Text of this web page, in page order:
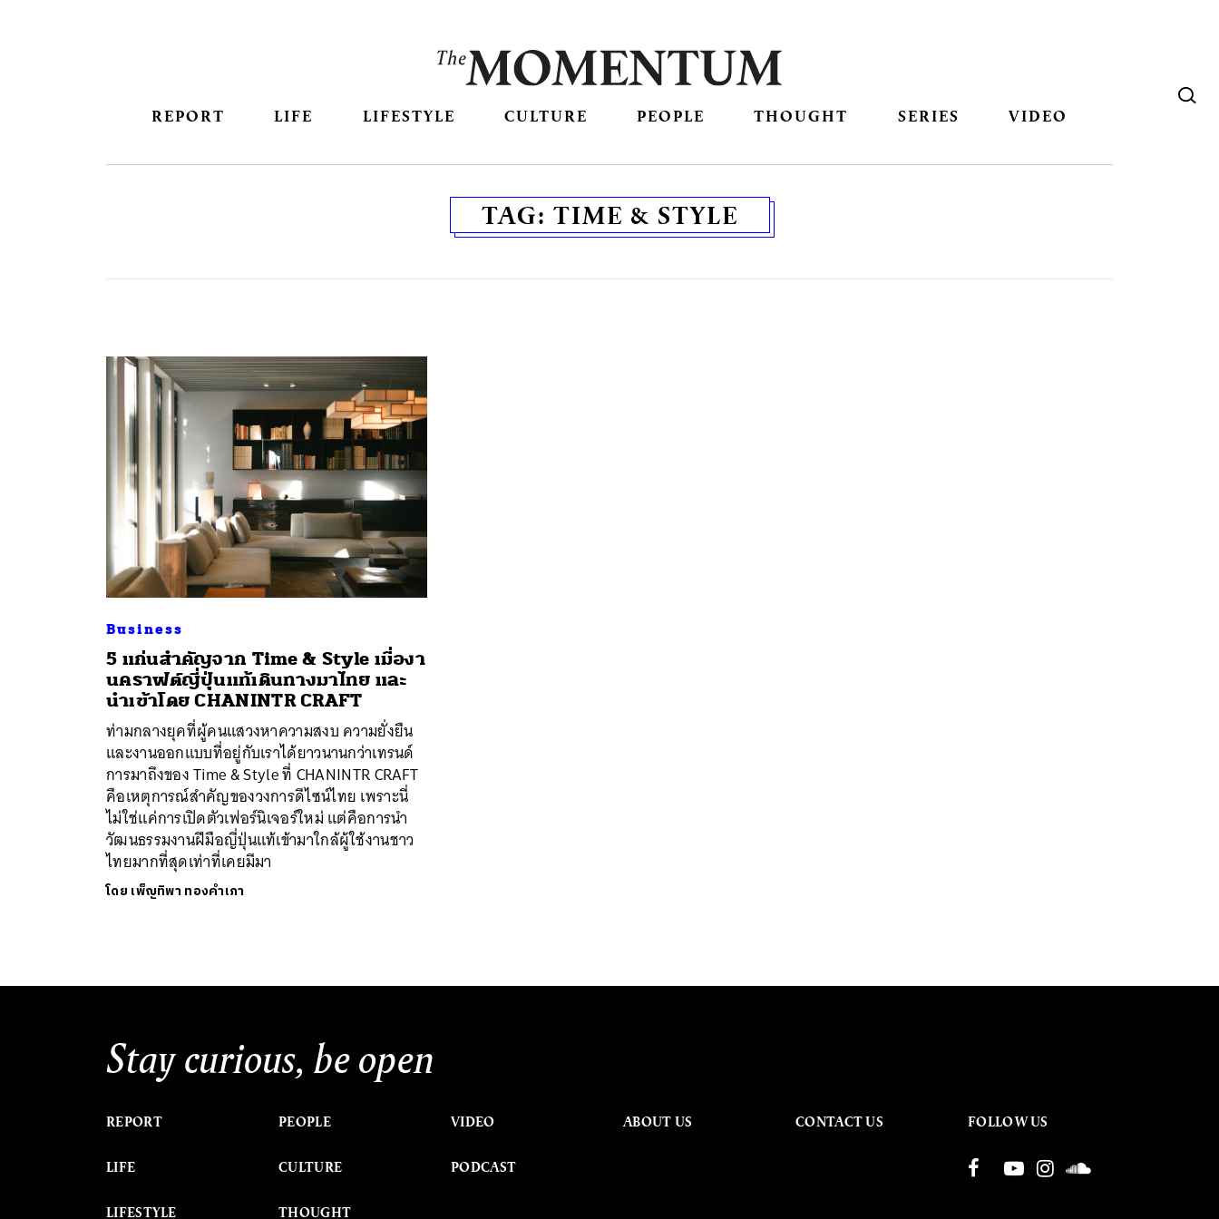
REPORT LIFE LIFESTYLE CULTURE PEOPLE THOUGHT SERIES VIDEO
TAG: TIME & STYLE
Business
5 แก่นสำคัญจาก Time & Style เมื่องา
นคราฟต์ญี่ปุ่นแท้เดินทางมาไทย และ
นำเข้าโดย CHANINTR CRAFT
ท่ามกลางยุคที่ผู้คนแสวงหาความสงบ ความยั่งยืน
และงานออกแบบที่อยู่กับเราได้ยาวนานกว่าเทรนด์
การมาถึงของ Time & Style ที่ CHANINTR CRAFT
คือเหตุการณ์สำคัญของวงการดีไซน์ไทย เพราะนี่
ไม่ใช่แค่การเปิดตัวเฟอร์นิเจอร์ใหม่ แต่คือการนำ
วัฒนธรรมงานฝีมือญี่ปุ่นแท้เข้ามาใกล้ผู้ใช้งานชาว
ไทยมากที่สุดเท่าที่เคยมีมา
โดย เพ็ญทิพา ทองคำเภา
Stay curious, be open
REPORT
LIFE
LIFESTYLE
PEOPLE
CULTURE
THOUGHT
VIDEO
PODCAST
ABOUT US CONTACT US FOLLOW US